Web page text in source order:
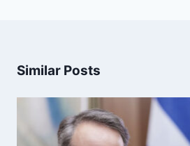
Similar Posts